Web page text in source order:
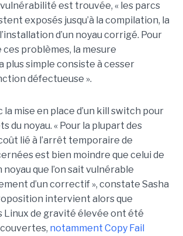
vulnérabilité est trouvée, « les parcs
exposés jusqu’à la compilation, la
d’un noyau corrigé. Pour
problèmes, la mesure
plus simple consiste à cesser
défectueuse ».
la mise en place d’un kill switch pour
du noyau. « Pour la plupart des
lié à l’arrêt temporaire de
est bien moindre que celui de
noyau que l’on sait vulnérable
d’un correctif », constate Sasha
intervient alors que
Linux de gravité élevée ont été
notamment Copy Fail